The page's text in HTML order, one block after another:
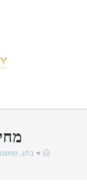
> בלוג,